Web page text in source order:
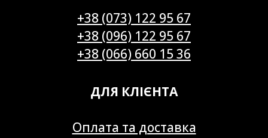
+38 (073) 122 95 67
+38 (096) 122 95 67
+38 (066) 660 15 36
ДЛЯ КЛІЄНТА
Оплата та доставка